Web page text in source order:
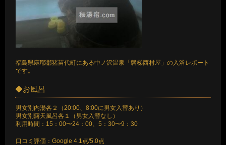
福島県麻耶郡猪苗代町にある中ノ沢温泉「磐梯西村屋」の入浴レポート
です。
◆お風呂
男女別内湯各２（20:00、8:00に男女入替あり）
男女別露天風呂各１（男女入替なし）
利用時間：15：00〜24：00、5：30〜9：30
口コミ評価：Google 4.1点/5.0点